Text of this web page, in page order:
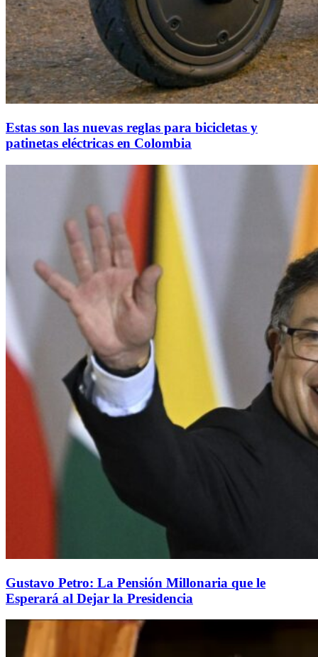
Estas son las nuevas reglas para bicicletas y
patinetas eléctricas en Colombia
Gustavo Petro: La Pensión Millonaria que le
Esperará al Dejar la Presidencia